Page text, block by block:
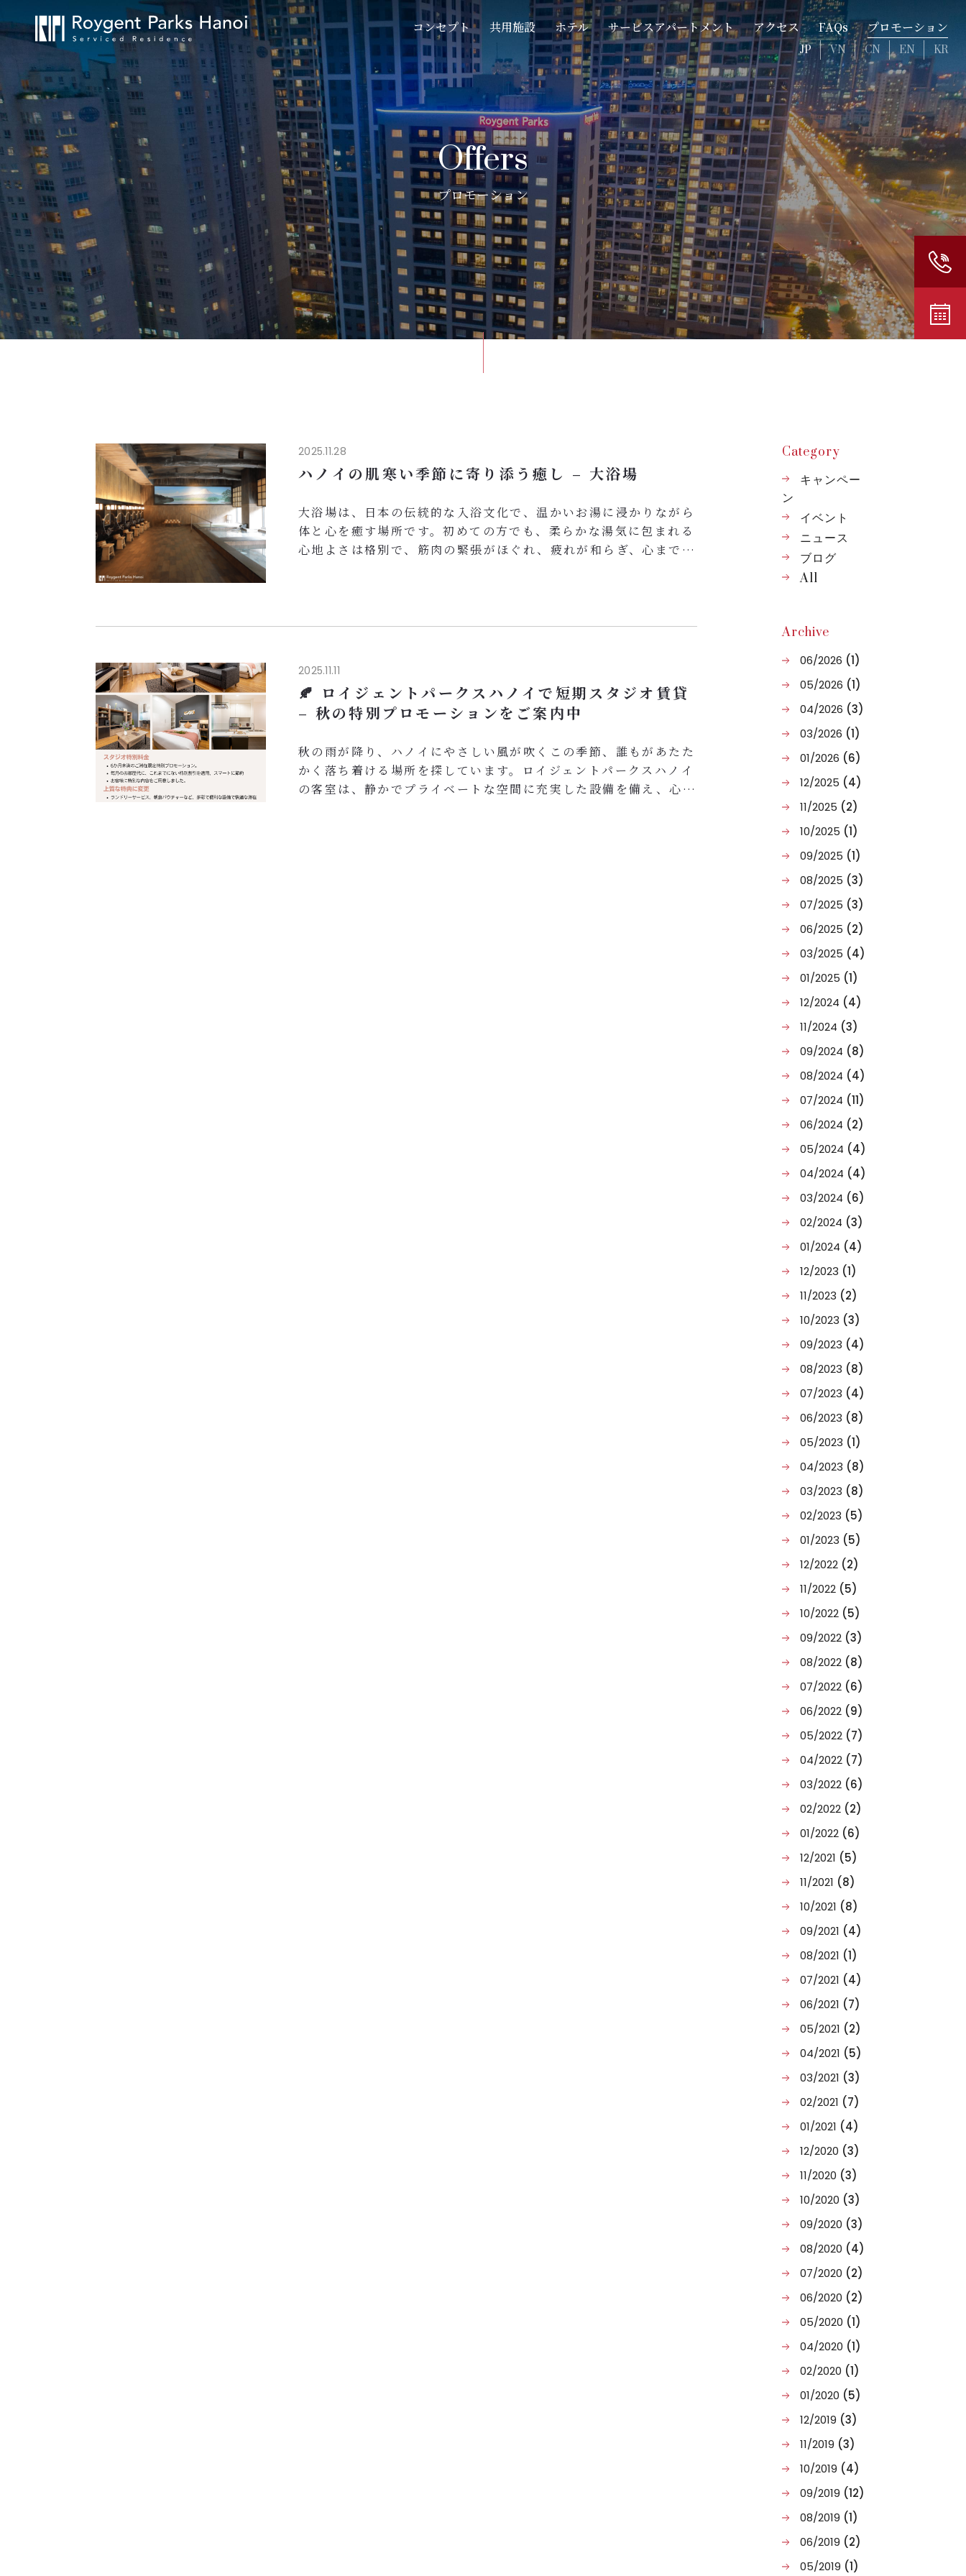
コンセプト 共用施設 ホテル サービスアパートメント アクセス FAQs プロモーション
JP VN CN EN KR
Offers
プロモーション
2025.11.28
ハノイの肌寒い季節に寄り添う癒し – 大浴場
大浴場は、日本の伝統的な入浴文化で、温かいお湯に浸かりながら
体と心を癒す場所です。初めての方でも、柔らかな湯気に包まれる
心地よさは格別で、筋肉の緊張がほぐれ、疲れが和らぎ、心まで軽
囲気とシンプルなデザインを取り入れ、日常の忙しさから離れて心
2025.11.11
🍂 ロイジェントパークスハノイで短期スタジオ賃貸
– 秋の特別プロモーションをご案内中
秋の雨が降り、ハノイにやさしい風が吹くこの季節、誰もがあたた
かく落ち着ける場所を探しています。ロイジェントパークスハノイ
の客室は、静かでプライベートな空間に充実した設備を備え、心か
Category
キャンペー
ン
イベント
ニュース
ブログ
All
Archive
06/2026 (1)
05/2026 (1)
04/2026 (3)
03/2026 (1)
01/2026 (6)
12/2025 (4)
11/2025 (2)
10/2025 (1)
09/2025 (1)
08/2025 (3)
07/2025 (3)
06/2025 (2)
03/2025 (4)
01/2025 (1)
12/2024 (4)
11/2024 (3)
09/2024 (8)
08/2024 (4)
07/2024 (11)
06/2024 (2)
05/2024 (4)
04/2024 (4)
03/2024 (6)
02/2024 (3)
01/2024 (4)
12/2023 (1)
11/2023 (2)
10/2023 (3)
09/2023 (4)
08/2023 (8)
07/2023 (4)
06/2023 (8)
05/2023 (1)
04/2023 (8)
03/2023 (8)
02/2023 (5)
01/2023 (5)
12/2022 (2)
11/2022 (5)
10/2022 (5)
09/2022 (3)
08/2022 (8)
07/2022 (6)
06/2022 (9)
05/2022 (7)
04/2022 (7)
03/2022 (6)
02/2022 (2)
01/2022 (6)
12/2021 (5)
11/2021 (8)
10/2021 (8)
09/2021 (4)
08/2021 (1)
07/2021 (4)
06/2021 (7)
05/2021 (2)
04/2021 (5)
03/2021 (3)
02/2021 (7)
01/2021 (4)
12/2020 (3)
11/2020 (3)
10/2020 (3)
09/2020 (3)
08/2020 (4)
07/2020 (2)
06/2020 (2)
05/2020 (1)
04/2020 (1)
02/2020 (1)
01/2020 (5)
12/2019 (3)
11/2019 (3)
10/2019 (4)
09/2019 (12)
08/2019 (1)
06/2019 (2)
05/2019 (1)